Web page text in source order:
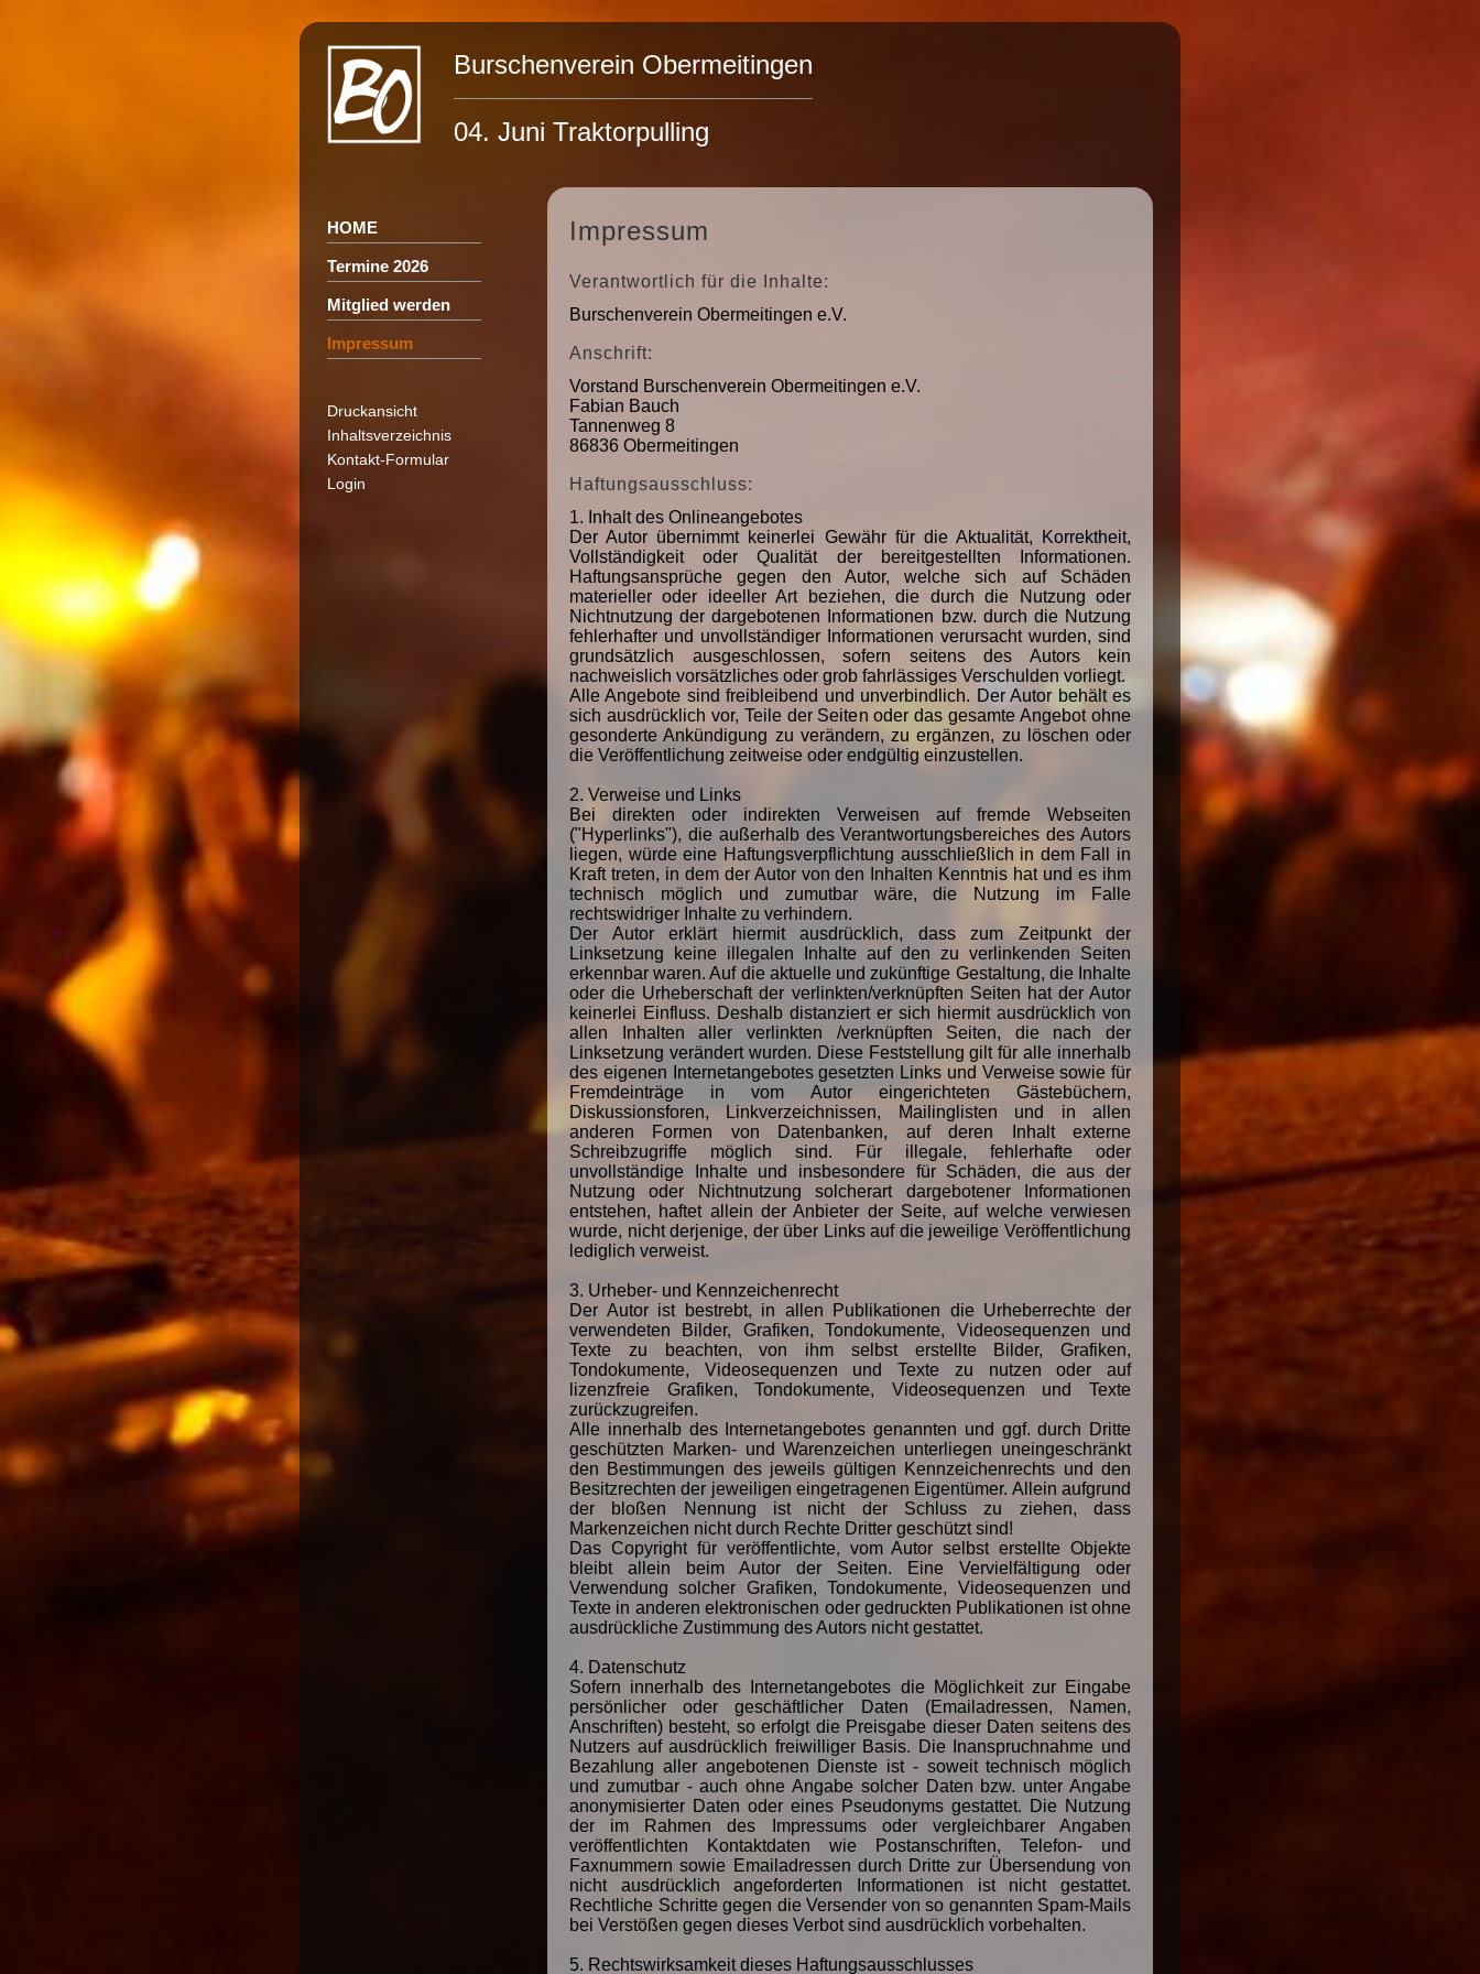
Burschenverein Obermeitingen
04. Juni Traktorpulling
HOME
Termine 2026
Mitglied werden
Impressum
Druckansicht
Inhaltsverzeichnis
Kontakt-Formular
Login
Impressum
Verantwortlich für die Inhalte:
Burschenverein Obermeitingen e.V.
Anschrift:
Vorstand Burschenverein Obermeitingen e.V.
Fabian Bauch
Tannenweg 8
86836 Obermeitingen
Haftungsausschluss:
1. Inhalt des Onlineangebotes
Der Autor übernimmt keinerlei Gewähr für die Aktualität, Korrektheit,
Vollständigkeit oder Qualität der bereitgestellten Informationen.
Haftungsansprüche gegen den Autor, welche sich auf Schäden
materieller oder ideeller Art beziehen, die durch die Nutzung oder
Nichtnutzung der dargebotenen Informationen bzw. durch die Nutzung
fehlerhafter und unvollständiger Informationen verursacht wurden, sind
grundsätzlich ausgeschlossen, sofern seitens des Autors kein
nachweislich vorsätzliches oder grob fahrlässiges Verschulden vorliegt.
Alle Angebote sind freibleibend und unverbindlich. Der Autor behält es
sich ausdrücklich vor, Teile der Seiten oder das gesamte Angebot ohne
gesonderte Ankündigung zu verändern, zu ergänzen, zu löschen oder
die Veröffentlichung zeitweise oder endgültig einzustellen.
2. Verweise und Links
Bei direkten oder indirekten Verweisen auf fremde Webseiten
("Hyperlinks"), die außerhalb des Verantwortungsbereiches des Autors
liegen, würde eine Haftungsverpflichtung ausschließlich in dem Fall in
Kraft treten, in dem der Autor von den Inhalten Kenntnis hat und es ihm
technisch möglich und zumutbar wäre, die Nutzung im Falle
rechtswidriger Inhalte zu verhindern.
Der Autor erklärt hiermit ausdrücklich, dass zum Zeitpunkt der
Linksetzung keine illegalen Inhalte auf den zu verlinkenden Seiten
erkennbar waren. Auf die aktuelle und zukünftige Gestaltung, die Inhalte
oder die Urheberschaft der verlinkten/verknüpften Seiten hat der Autor
keinerlei Einfluss. Deshalb distanziert er sich hiermit ausdrücklich von
allen Inhalten aller verlinkten /verknüpften Seiten, die nach der
Linksetzung verändert wurden. Diese Feststellung gilt für alle innerhalb
des eigenen Internetangebotes gesetzten Links und Verweise sowie für
Fremdeinträge in vom Autor eingerichteten Gästebüchern,
Diskussionsforen, Linkverzeichnissen, Mailinglisten und in allen
anderen Formen von Datenbanken, auf deren Inhalt externe
Schreibzugriffe möglich sind. Für illegale, fehlerhafte oder
unvollständige Inhalte und insbesondere für Schäden, die aus der
Nutzung oder Nichtnutzung solcherart dargebotener Informationen
entstehen, haftet allein der Anbieter der Seite, auf welche verwiesen
wurde, nicht derjenige, der über Links auf die jeweilige Veröffentlichung
lediglich verweist.
3. Urheber- und Kennzeichenrecht
Der Autor ist bestrebt, in allen Publikationen die Urheberrechte der
verwendeten Bilder, Grafiken, Tondokumente, Videosequenzen und
Texte zu beachten, von ihm selbst erstellte Bilder, Grafiken,
Tondokumente, Videosequenzen und Texte zu nutzen oder auf
lizenzfreie Grafiken, Tondokumente, Videosequenzen und Texte
zurückzugreifen.
Alle innerhalb des Internetangebotes genannten und ggf. durch Dritte
geschützten Marken- und Warenzeichen unterliegen uneingeschränkt
den Bestimmungen des jeweils gültigen Kennzeichenrechts und den
Besitzrechten der jeweiligen eingetragenen Eigentümer. Allein aufgrund
der bloßen Nennung ist nicht der Schluss zu ziehen, dass
Markenzeichen nicht durch Rechte Dritter geschützt sind!
Das Copyright für veröffentlichte, vom Autor selbst erstellte Objekte
bleibt allein beim Autor der Seiten. Eine Vervielfältigung oder
Verwendung solcher Grafiken, Tondokumente, Videosequenzen und
Texte in anderen elektronischen oder gedruckten Publikationen ist ohne
ausdrückliche Zustimmung des Autors nicht gestattet.
4. Datenschutz
Sofern innerhalb des Internetangebotes die Möglichkeit zur Eingabe
persönlicher oder geschäftlicher Daten (Emailadressen, Namen,
Anschriften) besteht, so erfolgt die Preisgabe dieser Daten seitens des
Nutzers auf ausdrücklich freiwilliger Basis. Die Inanspruchnahme und
Bezahlung aller angebotenen Dienste ist - soweit technisch möglich
und zumutbar - auch ohne Angabe solcher Daten bzw. unter Angabe
anonymisierter Daten oder eines Pseudonyms gestattet. Die Nutzung
der im Rahmen des Impressums oder vergleichbarer Angaben
veröffentlichten Kontaktdaten wie Postanschriften, Telefon- und
Faxnummern sowie Emailadressen durch Dritte zur Übersendung von
nicht ausdrücklich angeforderten Informationen ist nicht gestattet.
Rechtliche Schritte gegen die Versender von so genannten Spam-Mails
bei Verstößen gegen dieses Verbot sind ausdrücklich vorbehalten.
5. Rechtswirksamkeit dieses Haftungsausschlusses